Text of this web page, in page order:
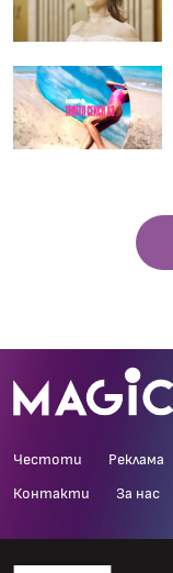
Честоти Реклама
Контакти За нас